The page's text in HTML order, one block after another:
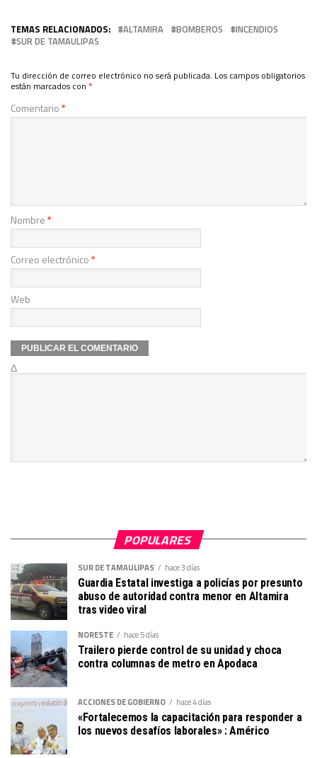
TEMAS RELACIONADOS: ALTAMIRA BOMBEROS
INCENDIOS
SUR DE TAMAULIPAS
Tu dirección de correo electrónico no será publicada. Los campos obligatorios
están marcados con *
Comentario*
Nombre*
Correo electrónico*
Web
Δ
POPULARES
SUR DE TAMAULIPAS hace 3 días
Guardia Estatal investiga a policías por presunto
abuso de autoridad contra menor en Altamira
tras video viral
NORESTE hace 5 días
Trailero pierde control de su unidad y choca
contra columnas de metro en Apodaca
ACCIONES DE GOBIERNO hace 4 días
«Fortalecemos la capacitación para responder a
los nuevos desafíos laborales» : Américo